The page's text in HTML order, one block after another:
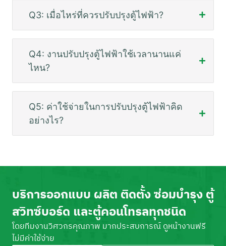
Q3: เมื่อไหร่ที่ควรปรับปรุงตู้ไฟฟ้า?
Q4: งานปรับปรุงตู้ไฟฟ้าใช้เวลานานแค่
ไหน?
Q5: ค่าใช้จ่ายในการปรับปรุงตู้ไฟฟ้าคิด
อย่างไร?
บริการออกแบบ ผลิต ติดตั้ง ซ่อมบำรุง ตู้
สวิทซ์บอร์ด และตู้คอนโทรลทุกชนิด
โดยทีมงานวิศวกรคุณภาพ มากประสบการณ์ ดูหน้างานฟรี
ไม่มีค่าใช้จ่าย